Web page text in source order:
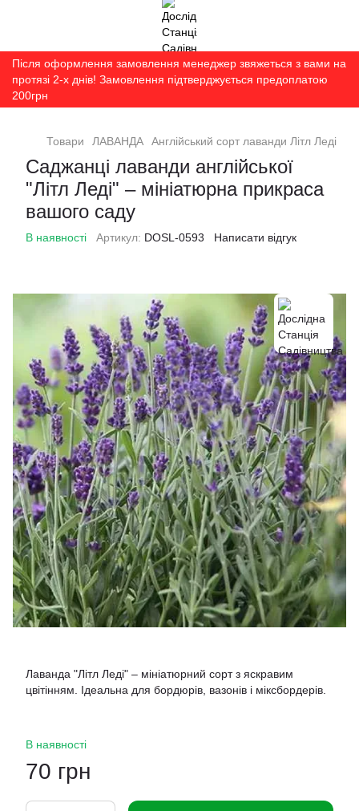
Після оформлення замовлення менеджер звяжеться з вами на
протязі 2-х днів! Замовлення підтверджується предоплатою
200грн
Товари ЛАВАНДА Англійський сорт лаванди Літл Леді
Саджанці лаванди англійської
"Літл Леді" – мініатюрна прикраса
вашого саду
В наявності Артикул: DOSL-0593 Написати відгук
Лаванда "Літл Леді" – мініатюрний сорт з яскравим
цвітінням. Ідеальна для бордюрів, вазонів і міксбордерів.
В наявності
70 грн